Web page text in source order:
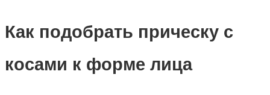
Как подобрать прическу с
косами к форме лица